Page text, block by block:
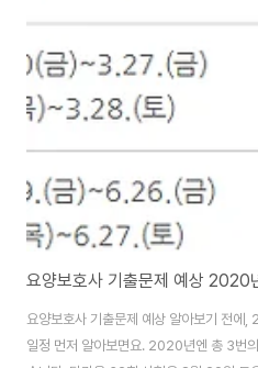
매 어르신이 몸에 점을 보고 "벌레가 나를
의 공감적 반응..
요양보호사 기출문제 예상 2020
요양보호사 기출문제 예상 알아보기 전에
일정 먼저 알아보면요. 2020년엔 총 3번